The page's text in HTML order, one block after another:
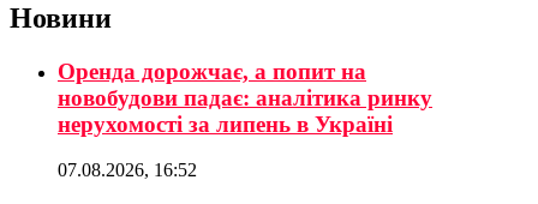
Новини
Оренда дорожчає, а попит на
новобудови падає: аналітика ринку
нерухомості за липень в Україні
07.08.2026, 16:52